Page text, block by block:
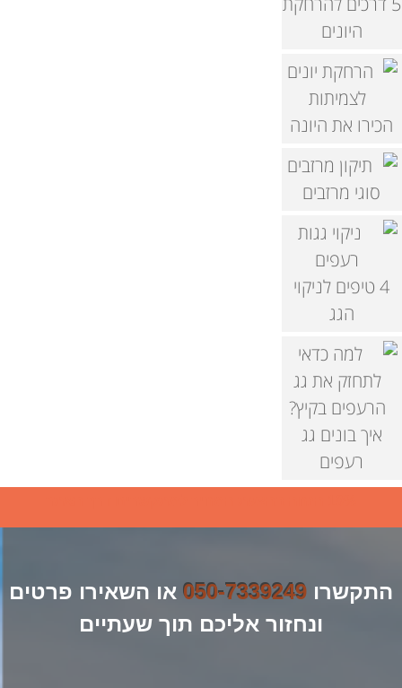
היונים
הכירו את היונה
סוגי מרזבים
4 טיפים לניקוי
הגג
איך בונים גג
רעפים
התקשרו 050-7339249 או השאירו פרטים
ונחזור אליכם תוך שעתיים